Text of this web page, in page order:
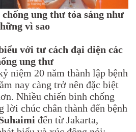
ung thư tỏa sáng như
vì sao
với tư cách đại diện các
ung thư
niệm 20 năm thành lập bệnh
nay càng trở nên đặc biệt
Nhiều chiến binh chống
lời chúc chân thành đến bệnh
đến từ Jakarta,